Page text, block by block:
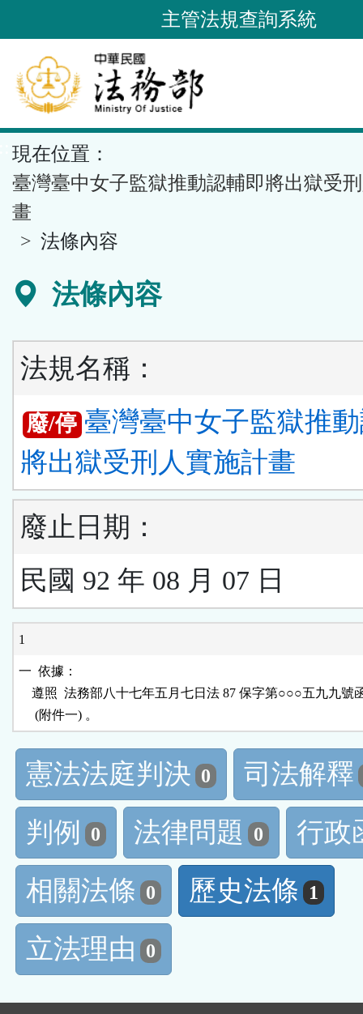
到
要
內
容
區
塊
主管法規查詢系統
現在位置：
臺灣臺中女子監獄推動認輔即將出獄受
畫
法條內容
法條內容
法規名稱：
廢/停 臺灣臺中女子監獄推
將出獄受刑人實施計畫
廢止日期：
民國 92 年 08 月 07 日
1
一  依據：
遵照  法務部八十七年五月七日法 87 保字第○○○五九九號
憲法法庭判決 0
司法解釋
判例
0 法律問題 0
行政
相關法條 0 歷史法條 1
立法理由 0